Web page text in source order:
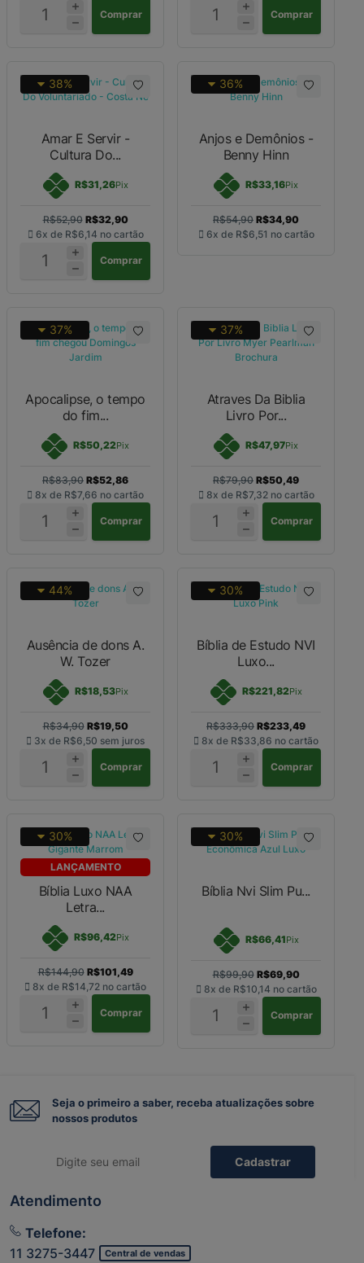
Comprar Comprar
38%
Amar E Servir -
Cultura Do...
R$31,26Pix
R$52,90 R$32,90
6x de R$6,14 no cartão
Comprar
36%
Anjos e Demônios -
Benny Hinn
R$33,16Pix
R$54,90 R$34,90
6x de R$6,51 no cartão
37%
Apocalipse, o tempo
do fim...
R$50,22Pix
R$83,90 R$52,86
8x de R$7,66 no cartão
Comprar
37%
Atraves Da Biblia
Livro Por...
R$47,97Pix
R$79,90 R$50,49
8x de R$7,32 no cartão
Comprar
44%
Ausência de dons A.
W. Tozer
R$18,53Pix
R$34,90 R$19,50
3x de R$6,50 sem juros
Comprar
30%
Bíblia de Estudo NVI
Luxo...
R$221,82Pix
R$333,90 R$233,49
8x de R$33,86 no cartão
Comprar
LANÇAMENTO
30%
Bíblia Luxo NAA
Letra...
R$96,42Pix
R$144,90 R$101,49
8x de R$14,72 no cartão
Comprar
30%
Bíblia Nvi Slim Pu...
R$66,41Pix
R$99,90 R$69,90
8x de R$10,14 no cartão
Comprar
Seja o primeiro a saber, receba atualizações sobre
nossos produtos
Cadastrar
Atendimento
Telefone:
11 3275-3447
Central de vendas